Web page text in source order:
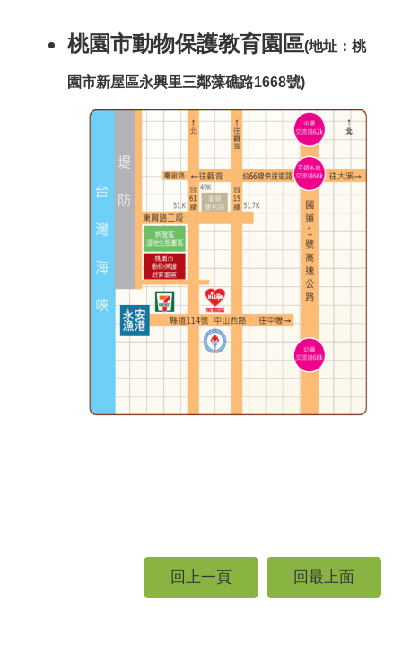
桃園市動物保護教育園區(地址：桃
園市新屋區永興里三鄰藻礁路1668號)
回上一頁 回最上面